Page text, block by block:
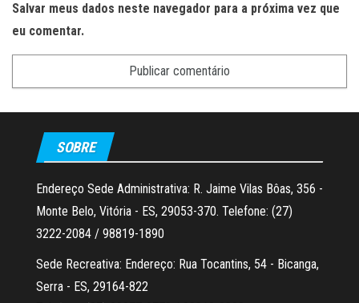
Salvar meus dados neste navegador para a próxima vez que
eu comentar.
SOBRE
Endereço Sede Administrativa: R. Jaime Vilas Bôas, 356 -
Monte Belo, Vitória - ES, 29053-370. Telefone: (27)
3222-2084 / 98819-1890
Sede Recreativa: Endereço: Rua Tocantins, 54 - Bicanga,
Serra - ES, 29164-822